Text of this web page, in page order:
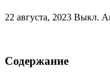
22 августа, 2023 Выкл.
Содержание